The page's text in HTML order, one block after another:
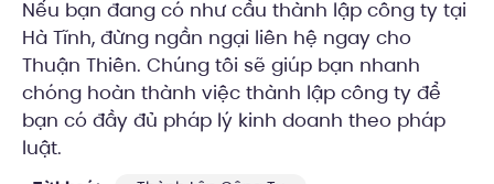
Nếu bạn đang có như cầu thành lập công ty tại
Hà Tĩnh, đừng ngần ngại liên hệ ngay cho
Thuận Thiên. Chúng tôi sẽ giúp bạn nhanh
chóng hoàn thành việc thành lập công ty để
bạn có đầy đủ pháp lý kinh doanh theo pháp
luật.